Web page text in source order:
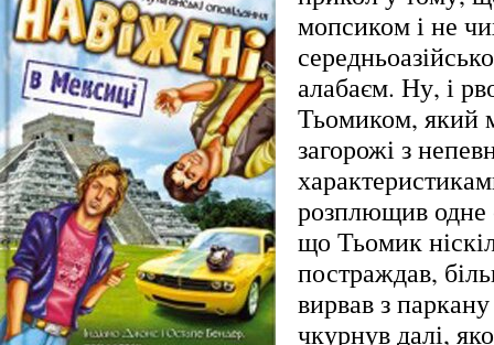
мопсиком і не
алабаєм. Ну, і
Тьомиком, який
загорожі з
розплющив одне
що Тьомик
постраждав,
вирвав з
чкурнув далі,